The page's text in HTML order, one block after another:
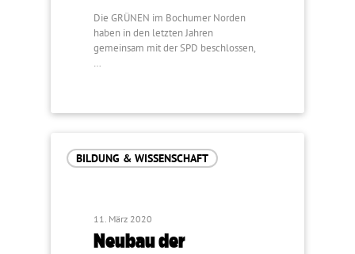
Die GRÜNEN im Bochumer Norden
haben in den letzten Jahren
gemeinsam mit der SPD beschlossen,
…
BILDUNG & WISSENSCHAFT
11. März 2020
Neubau der